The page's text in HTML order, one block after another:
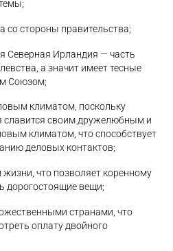
со стороны правительства;
Северная Ирландия — часть
а значит имеет тесные
Союзом;
климатом, поскольку
славится своим дружелюбным и
климатом, что способствует
деловых контактов;
что позволяет коренному
дорогостоящие вещи;
странами, что
оплату двойного